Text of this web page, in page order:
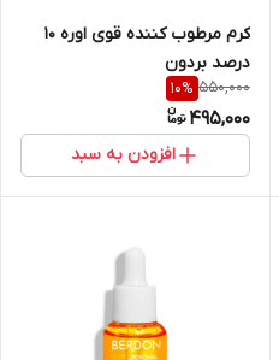
کرم مرطوب کننده قوی اوره 10
درصد بردون
550,000
10%
495,000
افزودن به سبد